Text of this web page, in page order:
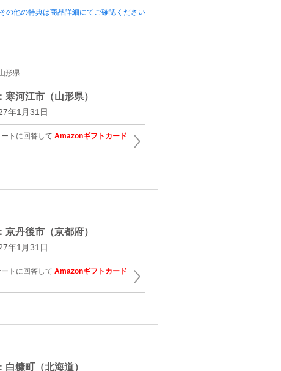
その他の特典は商品詳細にてご確認ください
形県
河江市（山形県）
年1月31日
トに回答して Amazonギフトカード
丹後市（京都府）
年1月31日
トに回答して Amazonギフトカード
糠町（北海道）